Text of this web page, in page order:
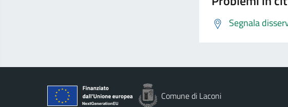
Segnala
Comune di Laconi